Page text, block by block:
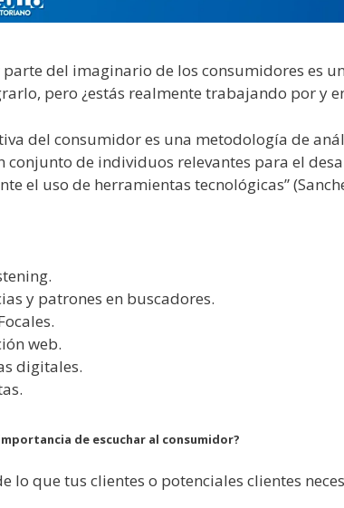
parte del imaginario de los consumidores es
pero ¿estás realmente trabajando por y
del consumidor es una metodología de
conjunto de individuos relevantes para el
el uso de herramientas tecnológicas”
y patrones en buscadores.
web.
digitales.
de escuchar al consumidor?
lo que tus clientes o potenciales clientes